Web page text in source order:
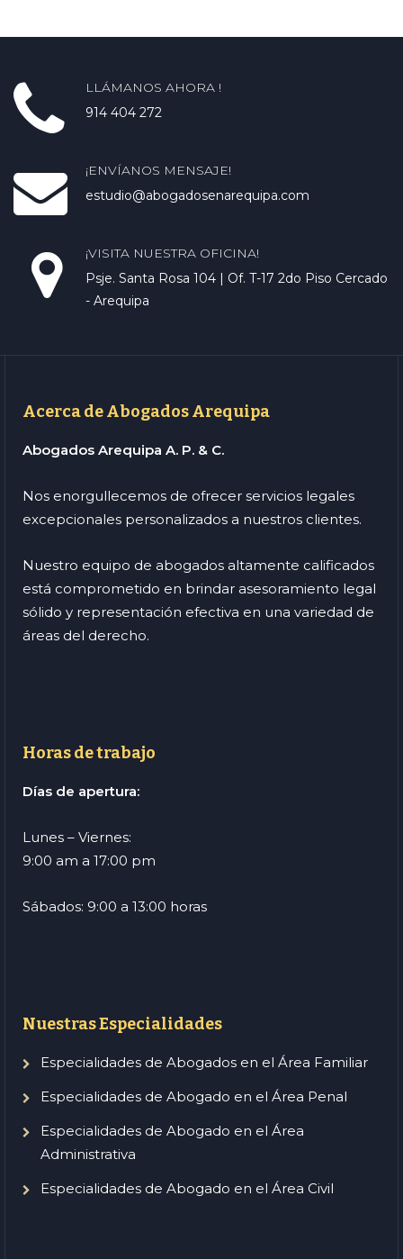
LLÁMANOS AHORA !
914 404 272
¡ENVÍANOS MENSAJE!
estudio@abogadosenarequipa.com
¡VISITA NUESTRA OFICINA!
Psje. Santa Rosa 104 | Of. T-17 2do Piso Cercado
- Arequipa
Acerca de Abogados Arequipa
Abogados Arequipa A. P. & C.
Nos enorgullecemos de ofrecer servicios legales
excepcionales personalizados a nuestros clientes.
Nuestro equipo de abogados altamente calificados
está comprometido en brindar asesoramiento legal
sólido y representación efectiva en una variedad de
áreas del derecho.
Horas de trabajo
Días de apertura:
Lunes – Viernes:
9:00 am a 17:00 pm
Sábados: 9:00 a 13:00 horas
Nuestras Especialidades
Especialidades de Abogados en el Área Familiar
Especialidades de Abogado en el Área Penal
Especialidades de Abogado en el Área
Administrativa
Especialidades de Abogado en el Área Civil